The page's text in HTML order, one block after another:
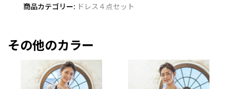
商品カテゴリー: ドレス４点セット
その他のカラー